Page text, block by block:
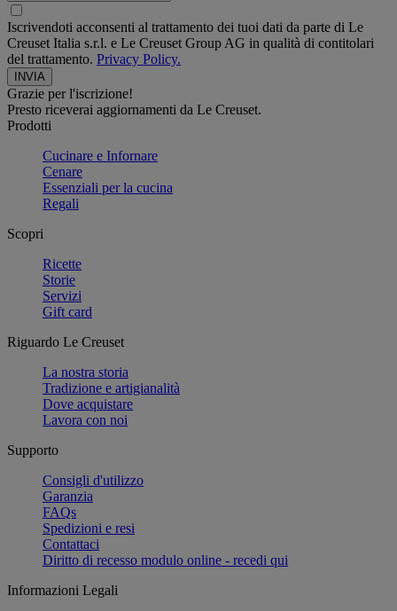
Iscrivendoti acconsenti al trattamento dei tuoi dati da parte di Le
Creuset Italia s.r.l. e Le Creuset Group AG in qualità di contitolari
del trattamento. Privacy Policy.
Grazie per l'iscrizione!
Presto riceverai aggiornamenti da Le Creuset.
Prodotti
Cucinare e Infornare
Cenare
Essenziali per la cucina
Regali
Scopri
Ricette
Storie
Servizi
Gift card
Riguardo Le Creuset
La nostra storia
Tradizione e artigianalità
Dove acquistare
Lavora con noi
Supporto
Consigli d'utilizzo
Garanzia
FAQs
Spedizioni e resi
Contattaci
Diritto di recesso modulo online - recedi qui
Informazioni Legali